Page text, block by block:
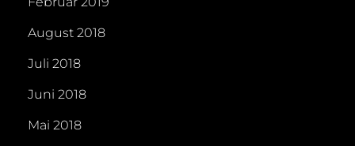
August 2018
Juli 2018
Juni 2018
Mai 2018